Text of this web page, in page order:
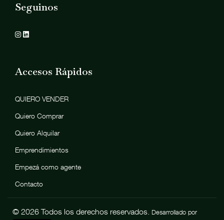
Seguinos
Accesos Rápidos
QUIERO VENDER
Quiero Comprar
Quiero Alquilar
Emprendimientos
Empezá como agente
Contacto
© 2026 Todos los derechos reservados. Desarrollado por